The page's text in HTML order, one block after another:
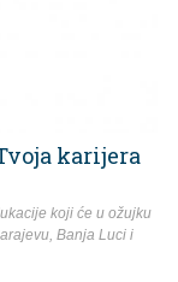
karijera
koji će u ožujku
Banja Luci i